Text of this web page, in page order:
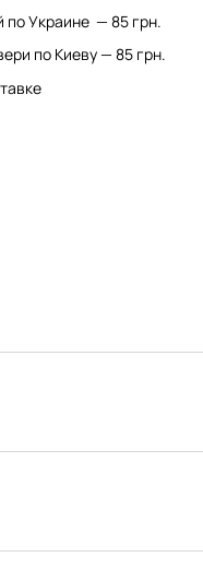
по Украине — 85 грн.
по Киеву — 85 грн.